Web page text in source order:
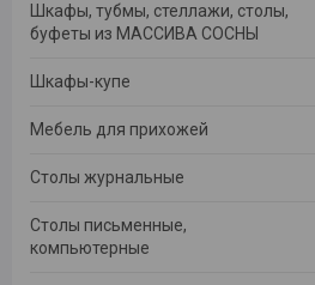
Шкафы, тубмы, стеллажи, столы,
буфеты из МАССИВА СОСНЫ
Шкафы-купе
Мебель для прихожей
Столы журнальные
Столы письменные,
компьютерные